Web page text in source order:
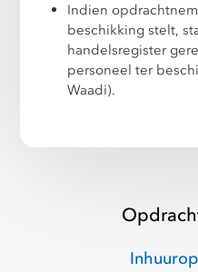
Indien
beschikking stelt,
handelsregister
personeel ter
Waadi).